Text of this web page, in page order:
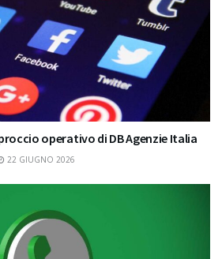
operativo di DB Agenzie Italia
22 GIUGNO 2026